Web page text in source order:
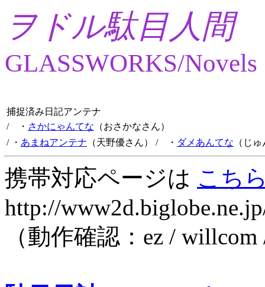
ヲドル駄目人間
GLASSWORKS/Novels
捕捉済み日記アンテナ
/ ・ さかにゃんてな （おさかなさん）
/ ・ あまねアンテナ （天野優さん） / ・ ダメあんてな （じ
携帯対応ページは こち
http://
（動作確認：ez /